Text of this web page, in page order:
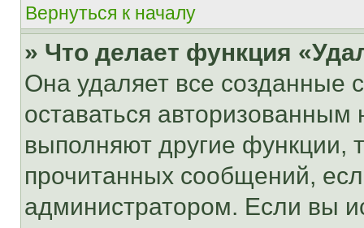
Вернуться к началу
» Что делает функция
Она удаляет все созданные
оставаться
выполняют другие функции,
прочитанных сообщений,
администратором. Если вы